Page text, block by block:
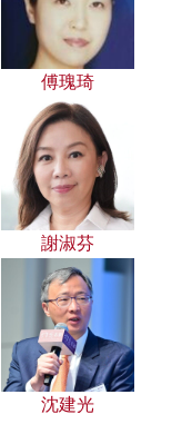
傅瑰琦
謝淑芬
沈建光